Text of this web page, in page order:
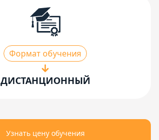
Формат обучения
ДИСТАНЦИОННЫЙ
Узнать цену обучения